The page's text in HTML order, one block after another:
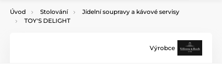
Úvod Stolování
Jídelní soupravy a kávové servisy
TOY'S DELIGHT
Výrobce